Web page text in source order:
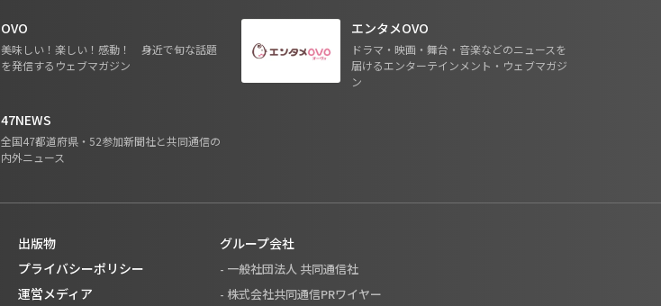
OVO
美味しい！楽しい！感動！ 身近で旬な話題
を発信するウェブマガジン
エンタメOVO
ドラマ・映画・舞台・音楽などのニュースを
届けるエンターテインメント・ウェブマガジ
ン
47NEWS
全国47都道府県・52参加新聞社と共同通信の
内外ニュース
出版物
プライバシーポリシー
運営メディア
グループ会社
- 一般社団法人 共同通信社
- 株式会社共同通信PRワイヤー